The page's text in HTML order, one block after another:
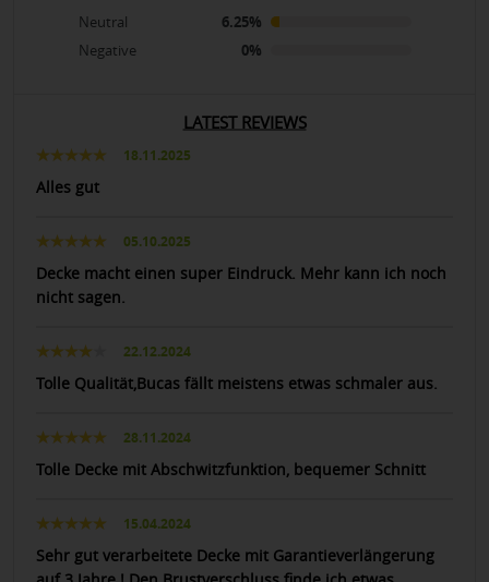
Neutral
6.25%
Negative
0%
LATEST REVIEWS
18.11.2025
Alles gut
05.10.2025
Decke macht einen super Eindruck. Mehr kann ich noch
nicht sagen.
22.12.2024
Tolle Qualität,Bucas fällt meistens etwas schmaler aus.
28.11.2024
Tolle Decke mit Abschwitzfunktion, bequemer Schnitt
15.04.2024
Sehr gut verarbeitete Decke mit Garantieverlängerung